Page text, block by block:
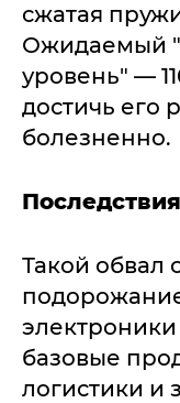
сжатая
Ожидаемый
уровень" —
достичь его
болезненно.
Такой обвал
базовые
логистики и